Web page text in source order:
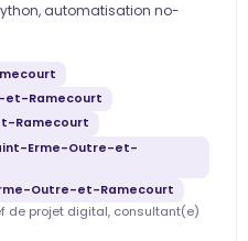
automatisation no-
et-Ramecourt
Ramecourt
Erme-Outre-et-
Outre-et-Ramecourt
de projet digital, consultant(e)